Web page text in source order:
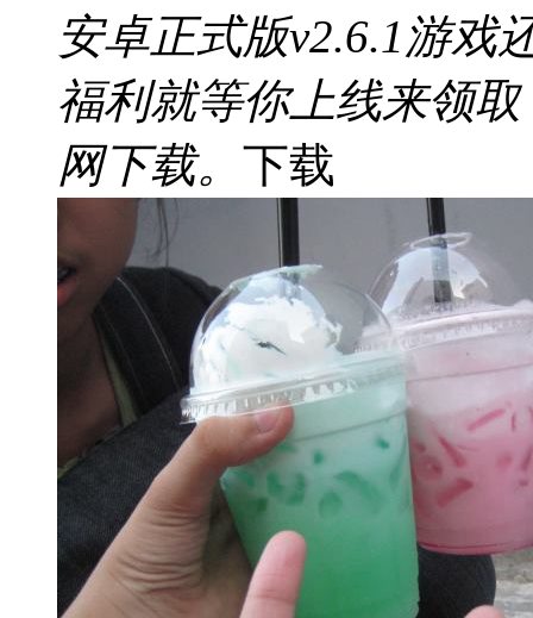
安卓正式版v2.6.1游戏
福利就等你上线来领
网下载。 下载